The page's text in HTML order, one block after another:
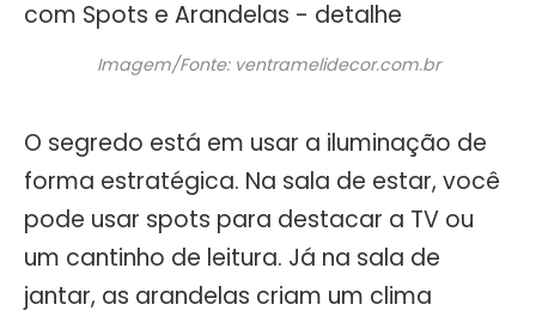
Imagem/Fonte: ventramelidecor.com.br
O segredo está em usar a iluminação de
forma estratégica. Na sala de estar, você
pode usar spots para destacar a TV ou
um cantinho de leitura. Já na sala de
jantar, as arandelas criam um clima